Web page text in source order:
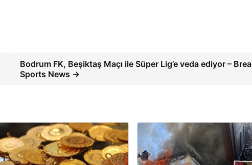
Bodrum FK, Beşiktaş Maçı ile Süper Lig’e veda ediyor –
Sports News →